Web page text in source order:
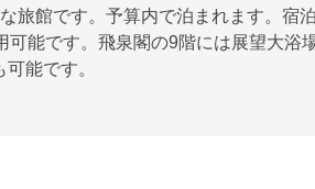
旅館です。予算内で泊まれます。宿
可能です。飛泉閣の9階には展望大浴
能です。